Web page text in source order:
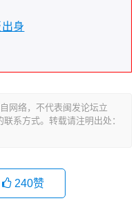
身
网络，不代表闽发论坛立
系方式。转载请注明出处：
240赞